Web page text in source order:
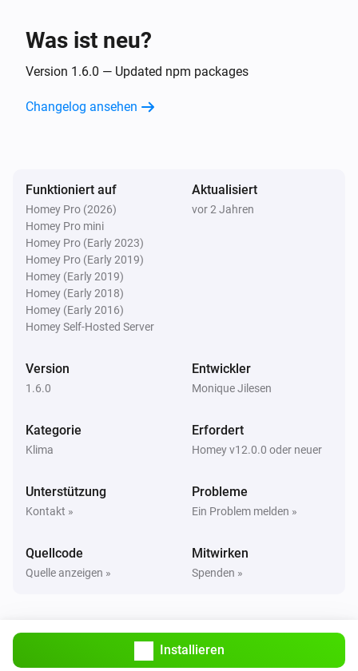
Zone
Ausschalten
Zone
minutes
Was ist neu?
Version 1.6.0 — Updated npm packages
Changelog ansehen
Funktioniert auf
Homey Pro (2026)
Homey Pro mini
Homey Pro (Early 2023)
Homey Pro (Early 2019)
Homey (Early 2019)
Homey (Early 2018)
Homey (Early 2016)
Homey Self-Hosted Server
Aktualisiert
vor 2 Jahren
Version
1.6.0
Entwickler
Monique Jilesen
Kategorie
Klima
Erfordert
Homey v12.0.0 oder neuer
Unterstützung
Kontakt »
Probleme
Ein Problem melden »
Quellcode
Quelle anzeigen »
Mitwirken
Spenden »
Installieren